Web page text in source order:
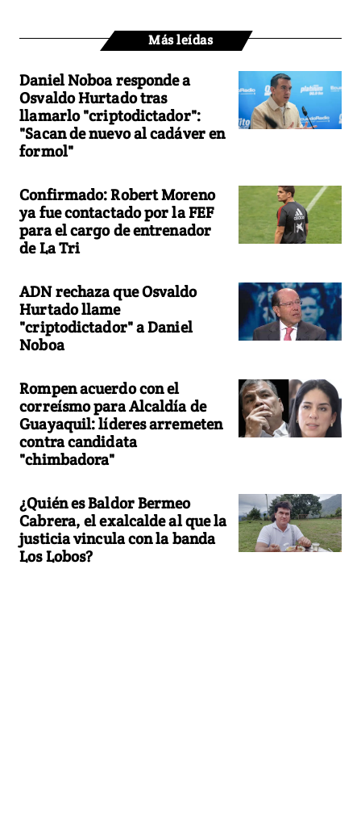
Más leídas
Daniel Noboa responde a
Osvaldo Hurtado tras
llamarlo "criptodictador":
"Sacan de nuevo al cadáver en
formol"
Confirmado: Robert Moreno
ya fue contactado por la FEF
para el cargo de entrenador
de La Tri
ADN rechaza que Osvaldo
Hurtado llame
"criptodictador" a Daniel
Noboa
Rompen acuerdo con el
correísmo para Alcaldía de
Guayaquil: líderes arremeten
contra candidata
"chimbadora"
¿Quién es Baldor Bermeo
Cabrera, el exalcalde al que la
justicia vincula con la banda
Los Lobos?